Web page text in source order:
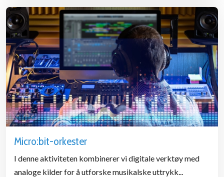
Micro:bit-orkester
I denne aktiviteten kombinerer vi digitale verktøy med
analoge kilder for å utforske musikalske uttrykk...